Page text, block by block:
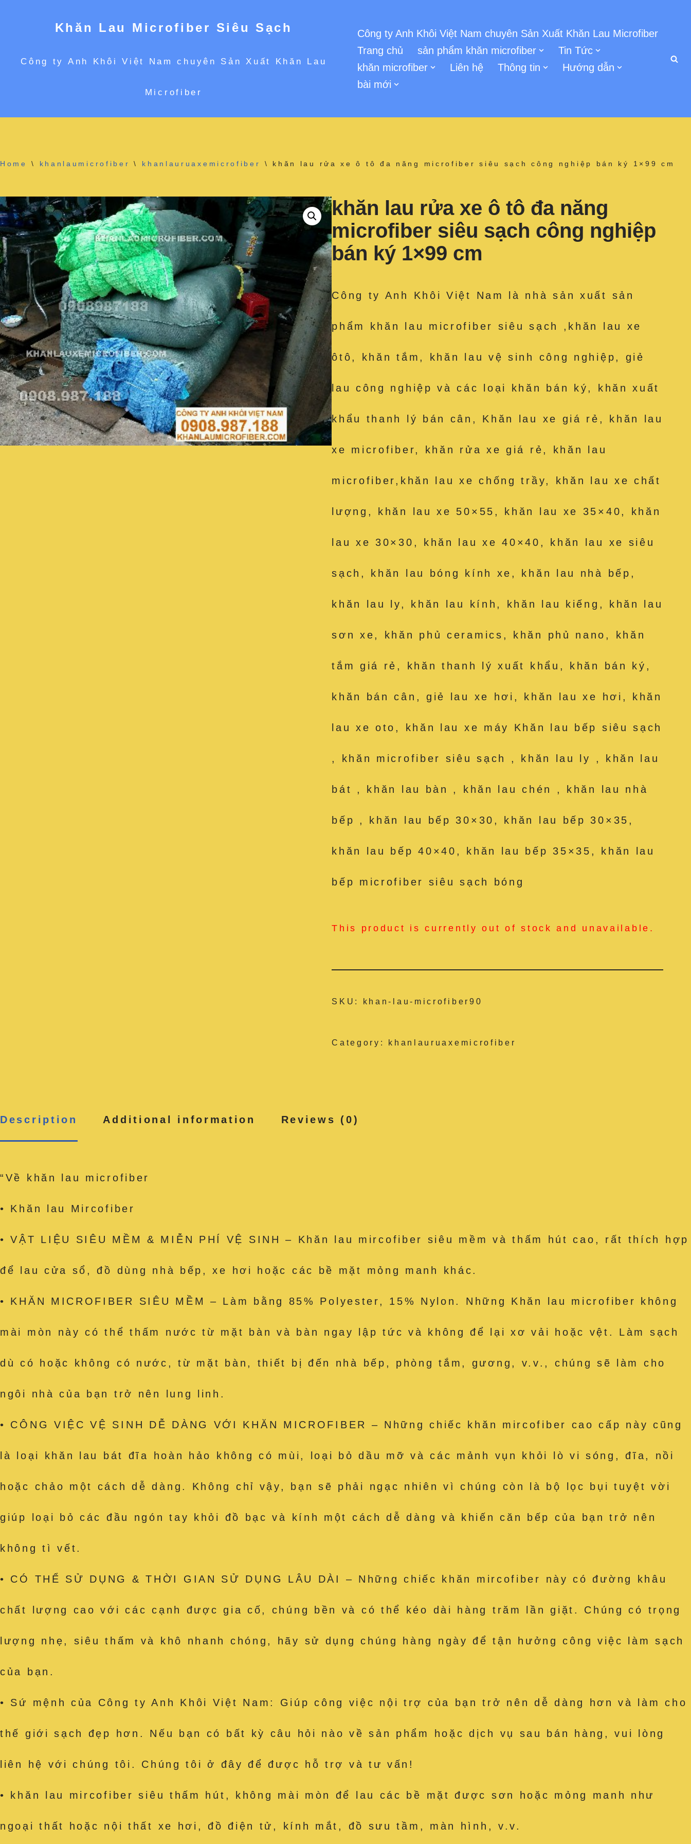
tới
Khăn Lau Microfiber Siêu Sạch
Công ty Anh Khôi Việt Nam chuyên Sản Xuất Khăn Lau
Microfiber
Công ty Anh Khôi Việt Nam chuyên Sản Xuất Khăn Lau Microfiber
Trang chủ
sản phẩm khăn microfiber
Tin Tức
khăn microfiber
Liên hệ Thông tin
Hướng dẫn
bài mới
Home \ khanlaumicrofiber \ khanlauruaxemicrofiber \ khăn lau rửa xe ô tô đa năng microfiber siêu sạch công nghiệp bán ký 1×99 cm
khăn lau rửa xe ô tô đa năng
microfiber siêu sạch công nghiệp
bán ký 1×99 cm
Công ty Anh Khôi Việt Nam là nhà sản xuất sản
phẩm khăn lau microfiber siêu sạch ,khăn lau xe
ôtô, khăn tắm, khăn lau vệ sinh công nghiệp, giẻ
lau công nghiệp và các loại khăn bán ký, khăn xuất
khẩu thanh lý bán cân, Khăn lau xe giá rẻ, khăn lau
xe microfiber, khăn rửa xe giá rẻ, khăn lau
microfiber,khăn lau xe chống trầy, khăn lau xe chất
lượng, khăn lau xe 50×55, khăn lau xe 35×40, khăn
lau xe 30×30, khăn lau xe 40×40, khăn lau xe siêu
sạch, khăn lau bóng kính xe, khăn lau nhà bếp,
khăn lau ly, khăn lau kính, khăn lau kiếng, khăn lau
sơn xe, khăn phủ ceramics, khăn phủ nano, khăn
tắm giá rẻ, khăn thanh lý xuất khẩu, khăn bán ký,
khăn bán cân, giẻ lau xe hơi, khăn lau xe hơi, khăn
lau xe oto, khăn lau xe máy Khăn lau bếp siêu sạch
, khăn microfiber siêu sạch , khăn lau ly , khăn lau
bát , khăn lau bàn , khăn lau chén , khăn lau nhà
bếp , khăn lau bếp 30×30, khăn lau bếp 30×35,
khăn lau bếp 40×40, khăn lau bếp 35×35, khăn lau
bếp microfiber siêu sạch bóng
This product is currently out of stock and unavailable.
SKU: khan-lau-microfiber90
Category: khanlauruaxemicrofiber
Description Additional information Reviews (0)
“Về khăn lau microfiber
• Khăn lau Mircofiber
• VẬT LIỆU SIÊU MỀM & MIỄN PHÍ VỆ SINH – Khăn lau mircofiber siêu mềm và thấm hút cao, rất thích hợp
để lau cửa sổ, đồ dùng nhà bếp, xe hơi hoặc các bề mặt mỏng manh khác.
• KHĂN MICROFIBER SIÊU MỀM – Làm bằng 85% Polyester, 15% Nylon. Những Khăn lau microfiber không
mài mòn này có thể thấm nước từ mặt bàn và bàn ngay lập tức và không để lại xơ vải hoặc vệt. Làm sạch
dù có hoặc không có nước, từ mặt bàn, thiết bị đến nhà bếp, phòng tắm, gương, v.v., chúng sẽ làm cho
ngôi nhà của bạn trở nên lung linh.
• CÔNG VIỆC VỆ SINH DỄ DÀNG VỚI KHĂN MICROFIBER – Những chiếc khăn mircofiber cao cấp này cũng
là loại khăn lau bát đĩa hoàn hảo không có mùi, loại bỏ dầu mỡ và các mảnh vụn khỏi lò vi sóng, đĩa, nồi
hoặc chảo một cách dễ dàng. Không chỉ vậy, bạn sẽ phải ngạc nhiên vì chúng còn là bộ lọc bụi tuyệt vời
giúp loại bỏ các đầu ngón tay khỏi đồ bạc và kính một cách dễ dàng và khiến căn bếp của bạn trở nên
không tì vết.
• CÓ THỂ SỬ DỤNG & THỜI GIAN SỬ DỤNG LÂU DÀI – Những chiếc khăn mircofiber này có đường khâu
chất lượng cao với các cạnh được gia cố, chúng bền và có thể kéo dài hàng trăm lần giặt. Chúng có trọng
lượng nhẹ, siêu thấm và khô nhanh chóng, hãy sử dụng chúng hàng ngày để tận hưởng công việc làm sạch
của bạn.
• Sứ mệnh của Công ty Anh Khôi Việt Nam: Giúp công việc nội trợ của bạn trở nên dễ dàng hơn và làm cho
thế giới sạch đẹp hơn. Nếu bạn có bất kỳ câu hỏi nào về sản phẩm hoặc dịch vụ sau bán hàng, vui lòng
liên hệ với chúng tôi. Chúng tôi ở đây để được hỗ trợ và tư vấn!
• khăn lau mircofiber siêu thấm hút, không mài mòn để lau các bề mặt được sơn hoặc mỏng manh như
ngoại thất hoặc nội thất xe hơi, đồ điện tử, kính mắt, đồ sưu tầm, màn hình, v.v.